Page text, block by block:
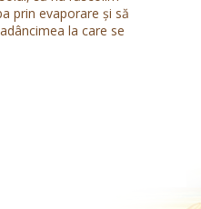
prin evaporare și să
la care se